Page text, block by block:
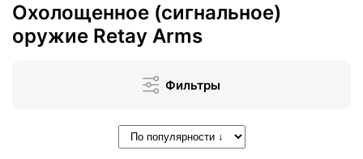
Охолощенное (сигнальное)
оружие Retay Arms
Фильтры